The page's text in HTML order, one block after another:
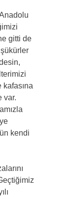
gitti de
şükürler
var.
kendi